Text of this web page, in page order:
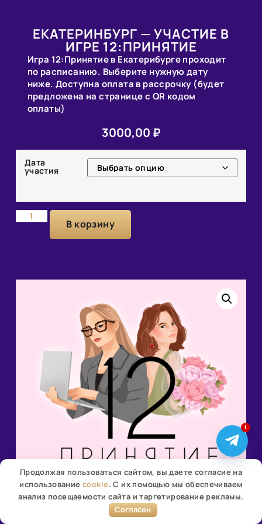
ЕКАТЕРИНБУРГ — УЧАСТИЕ В
ИГРЕ 12:ПРИНЯТИЕ
Игра 12:Принятие в Екатерибурге проходит
по расписанию. Выберите нужную дату
ниже. Доступна оплата в рассрочку (будет
предложена на странице с QR кодом
оплаты)
3000,00 ₽
Дата
участия
В корзину
Продолжая пользоваться сайтом, вы даете согласие на
использованиеcookie. С их помощью мы обеспечиваем
анализ посещаемости сайта и таргетирование рекламы.
Согласен
1